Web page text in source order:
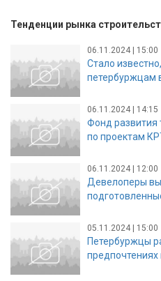
Тенденции рынка
06.11.2024 | 15:00
Стало
петербуржцам
06.11.2024 | 14:15
Фонд развития
по проектам
06.11.2024 | 12:00
Девелоперы
05.11.2024 | 15:00
Петербуржцы